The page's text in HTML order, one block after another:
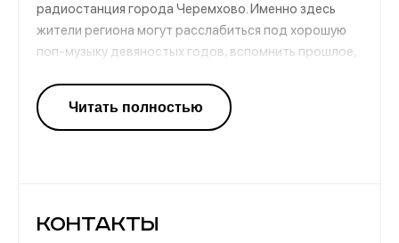
радиостанция города Черемхово. Именно здесь
жители региона могут расслабиться под хорошую
поп-музыку девяностых годов, вспомнить прошлое,
слушатели узнают о последних новостях, событиях и
происшествиях. В блоках представляется только
Контакты